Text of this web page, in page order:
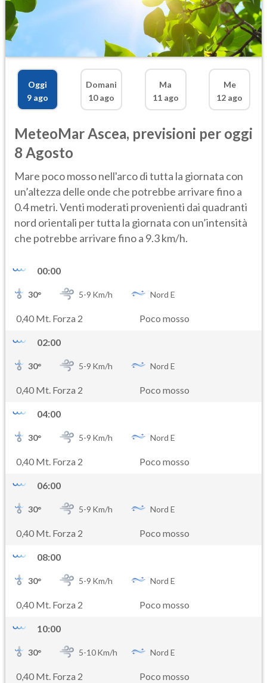
Oggi
9 ago
Domani
10 ago
Ma
11 ago
Me
12 ago
MeteoMarAscea, previsioni per oggi
8 Agosto
Mare poco mosso nell'arco di tutta la giornata con
un’altezza delle onde che potrebbe arrivare fino a
0.4 metri. Venti moderati provenienti dai quadranti
nord orientali per tutta la giornata con un’intensità
che potrebbe arrivare fino a 9.3 km/h.
00:00
30° 5-9 Km/h Nord E
0,40 Mt. Forza 2 Poco mosso
02:00
30° 5-9 Km/h Nord E
0,40 Mt. Forza 2 Poco mosso
04:00
30° 5-9 Km/h Nord E
0,40 Mt. Forza 2 Poco mosso
06:00
30° 5-9 Km/h Nord E
0,40 Mt. Forza 2 Poco mosso
08:00
30° 5-9 Km/h Nord E
0,40 Mt. Forza 2 Poco mosso
10:00
30° 5-10Km/h Nord E
0,40 Mt. Forza 2 Poco mosso